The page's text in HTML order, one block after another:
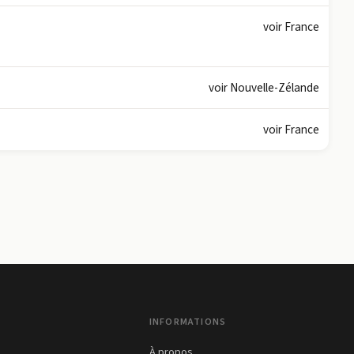
voir France
voir Nouvelle-Zélande
voir France
INFORMATIONS